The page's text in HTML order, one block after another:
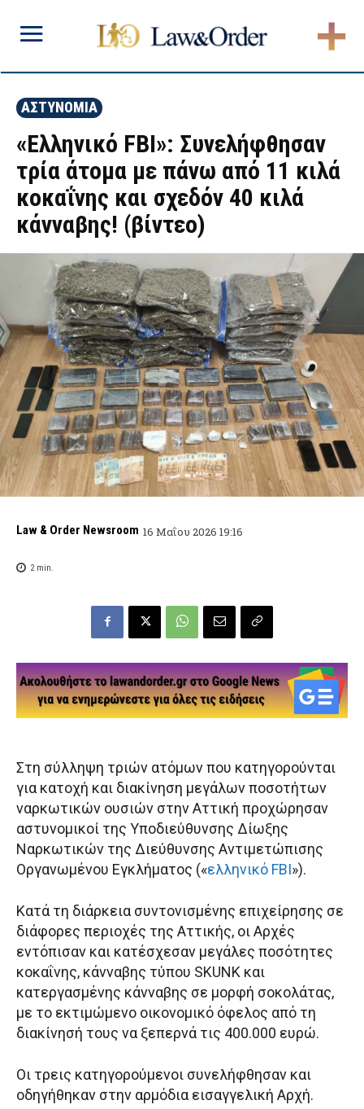
ΑΣΤΥΝΟΜΙΑ
«Ελληνικό FBI»: Συνελήφθησαν
τρία άτομα με πάνω από 11 κιλά
κοκαΐνης και σχεδόν 40 κιλά
κάνναβης! (βίντεο)
Law & Order Newsroom 16 Μαΐου 2026 19:16
2min.
Στη σύλληψη τριών ατόμων που κατηγορούνται
για κατοχή και διακίνηση μεγάλων ποσοτήτων
ναρκωτικών ουσιών στην Αττική προχώρησαν
αστυνομικοί της Υποδιεύθυνσης Δίωξης
Ναρκωτικών της Διεύθυνσης Αντιμετώπισης
Οργανωμένου Εγκλήματος («ελληνικό FBI»).
Κατά τη διάρκεια συντονισμένης επιχείρησης σε
διάφορες περιοχές της Αττικής, οι Αρχές
εντόπισαν και κατέσχεσαν μεγάλες ποσότητες
κοκαΐνης, κάνναβης τύπου SKUNK και
κατεργασμένης κάνναβης σε μορφή σοκολάτας,
με το εκτιμώμενο οικονομικό όφελος από τη
διακίνησή τους να ξεπερνά τις 400.000 ευρώ.
Οι τρεις κατηγορούμενοι συνελήφθησαν και
οδηγήθηκαν στην αρμόδια εισαγγελική Αρχή.